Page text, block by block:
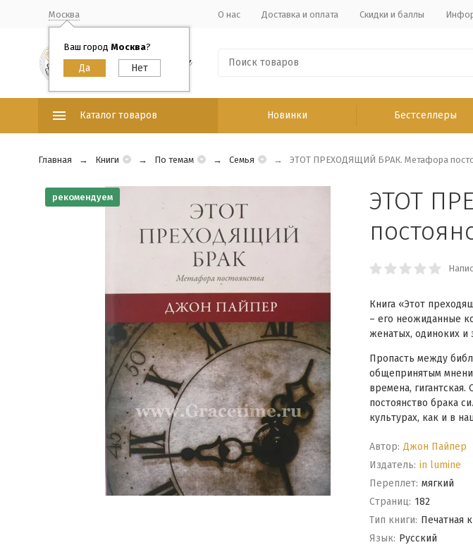
Москва
Ваш город Москва?
О нас Доставка и оплата Скидки и баллы
Каталог товаров Новинки Бестселлеры
Главная Книги По темам Семья ЭТОТ ПРЕХОДЯЩИЙ БРАК. Метафора
рекомендуем
ЭТОТ
Книга «Этот
– его неожиданные
женатых, одиноких
Пропасть между
общепринятым
времена,
постоянство брака
культурах, как и в
Автор: Джон Пайпер
Издатель: in lumine
Переплет: мягкий
Cтраниц: 182
Тип книги: Печатная
Язык: Русский